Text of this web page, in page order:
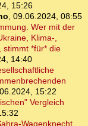
15:26
, 09.06.2024, 08:55
Wer mit der
Klima-,
stimmt *für* die
14:40
15:22
Vergleich
Wagenknecht